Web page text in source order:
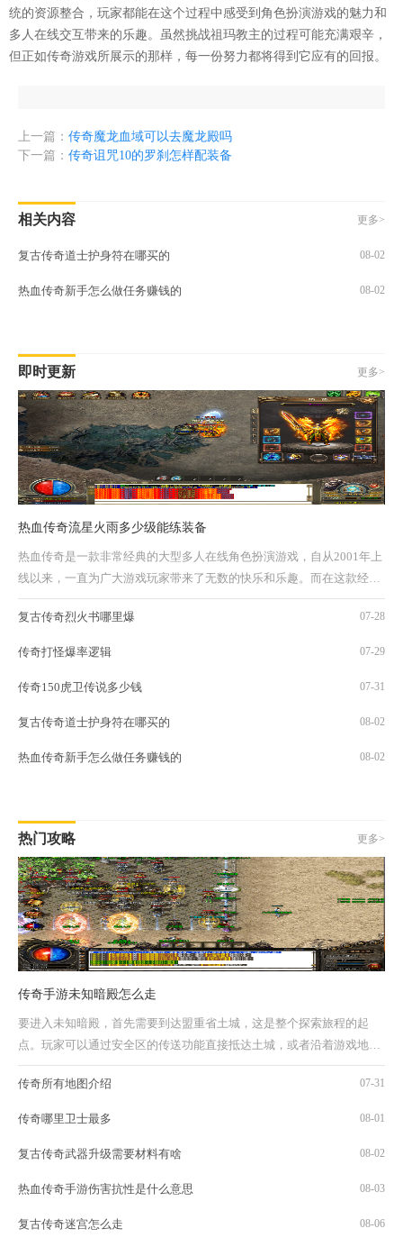
统的资源整合，玩家都能在这个过程中感受到角色扮演游戏的魅力和
多人在线交互带来的乐趣。虽然挑战祖玛教主的过程可能充满艰辛，
但正如传奇游戏所展示的那样，每一份努力都将得到它应有的回报。
上一篇： 传奇魔龙血域可以去魔龙殿吗
下一篇： 传奇诅咒10的罗刹怎样配装备
相关内容 更多>
复古传奇道士护身符在哪买的 08-02
热血传奇新手怎么做任务赚钱的 08-02
即时更新 更多>
热血传奇流星火雨多少级能练装备
热血传奇是一款非常经典的大型多人在线角色扮演游戏，自从2001年上
线以来，一直为广大游戏玩家带来了无数的快乐和乐趣。而在这款经典
游戏中，流星火雨更是成为了众多玩家心中的...
复古传奇烈火书哪里爆
07-28
传奇打怪爆率逻辑 07-29
传奇150虎卫传说多少钱 07-31
复古传奇道士护身符在哪买的 08-02
热血传奇新手怎么做任务赚钱的 08-02
热门攻略 更多>
传奇手游未知暗殿怎么走
要进入未知暗殿，首先需要到达盟重省土城，这是整个探索旅程的起
点。玩家可以通过安全区的传送功能直接抵达土城，或者沿着游戏地图
的路径手动前往。抵达土城后，需要寻找一个...
传奇所有地图介绍
07-31
传奇哪里卫士最多 08-01
复古传奇武器升级需要材料有啥 08-02
热血传奇手游伤害抗性是什么意思 08-03
复古传奇迷宫怎么走 08-06